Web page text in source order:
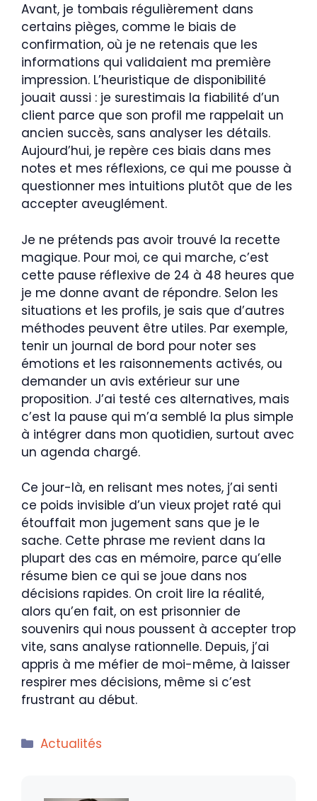
Avant, je tombais régulièrement dans
certains pièges, comme le biais de
confirmation, où je ne retenais que les
informations qui validaient ma première
impression. L’heuristique de disponibilité
jouait aussi : je surestimais la fiabilité d’un
client parce que son profil me rappelait un
ancien succès, sans analyser les détails.
Aujourd’hui, je repère ces biais dans mes
notes et mes réflexions, ce qui me pousse à
questionner mes intuitions plutôt que de les
accepter aveuglément.
Je ne prétends pas avoir trouvé la recette
magique. Pour moi, ce qui marche, c’est
cette pause réflexive de 24 à 48 heures que
je me donne avant de répondre. Selon les
situations et les profils, je sais que d’autres
méthodes peuvent être utiles. Par exemple,
tenir un journal de bord pour noter ses
émotions et les raisonnements activés, ou
demander un avis extérieur sur une
proposition. J’ai testé ces alternatives, mais
c’est la pause qui m’a semblé la plus simple
à intégrer dans mon quotidien, surtout avec
un agenda chargé.
Ce jour-là, en relisant mes notes, j’ai senti
ce poids invisible d’un vieux projet raté qui
étouffait mon jugement sans que je le
sache. Cette phrase me revient dans la
plupart des cas en mémoire, parce qu’elle
résume bien ce qui se joue dans nos
décisions rapides. On croit lire la réalité,
alors qu’en fait, on est prisonnier de
souvenirs qui nous poussent à accepter trop
vite, sans analyse rationnelle. Depuis, j’ai
appris à me méfier de moi-même, à laisser
respirer mes décisions, même si c’est
frustrant au début.
Catégories
Actualités